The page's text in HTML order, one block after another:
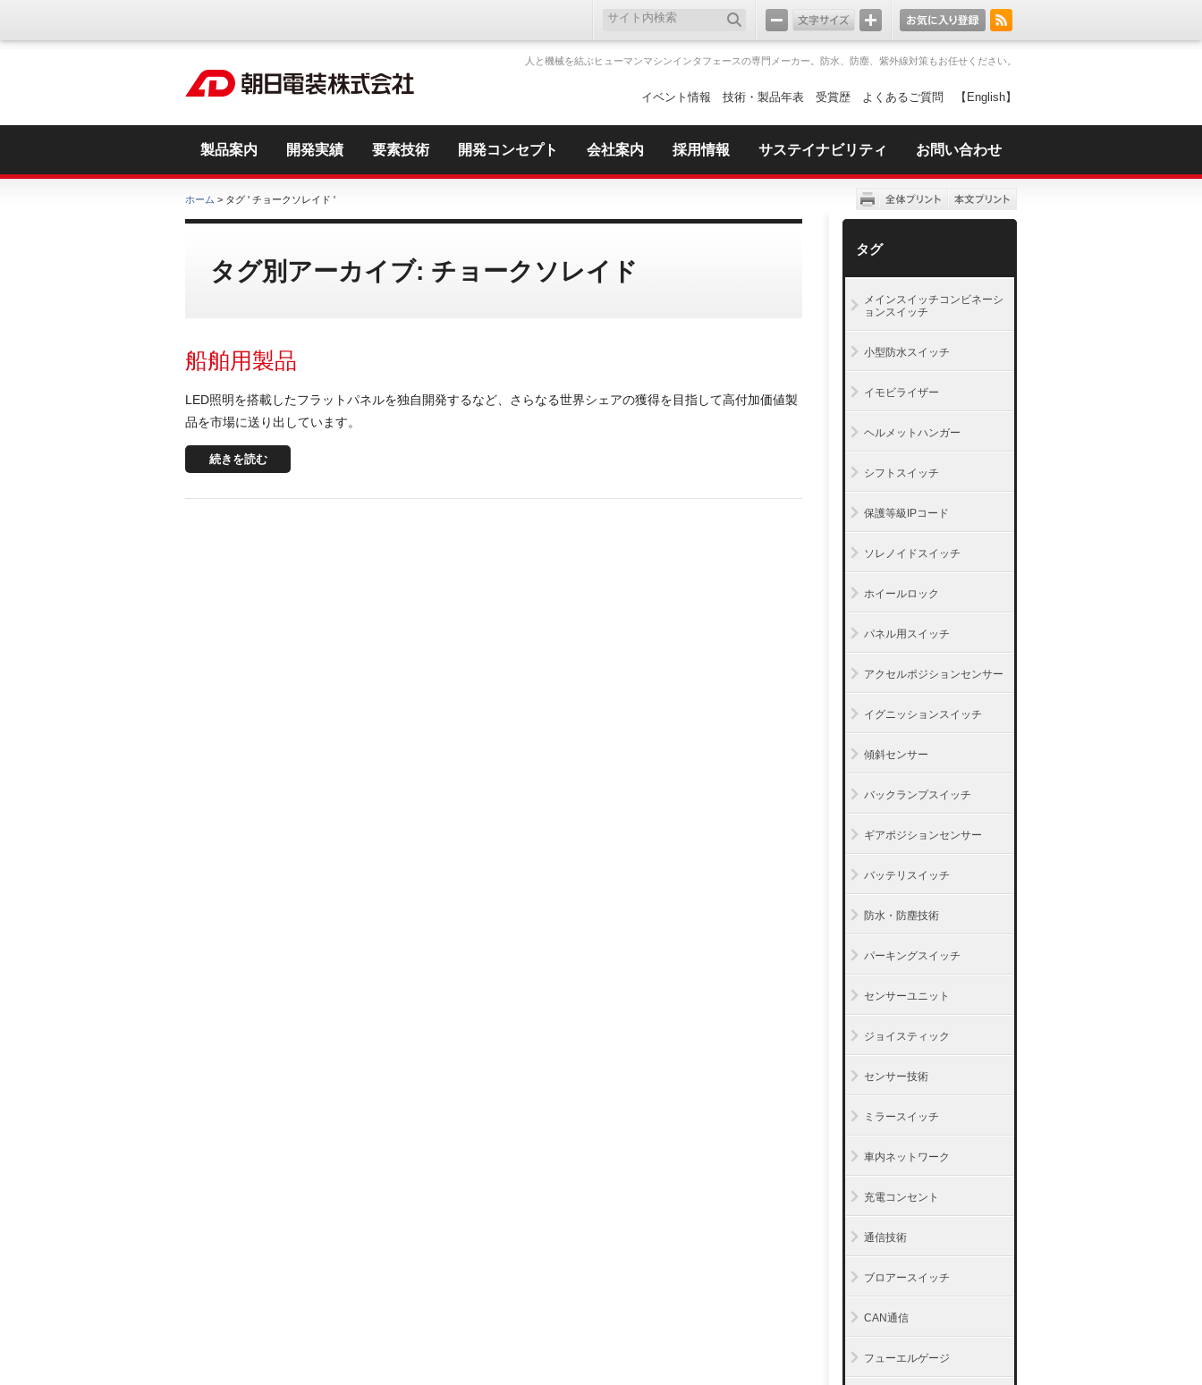
人と機械を結ぶヒューマンマシンインタフェースの専門メーカー。防水、防塵、紫外線対策もお任せください。
イベント情報 技術・製品年表 受賞歴 よくあるご質問 【English】
製品案内 開発実績 要素技術 開発コンセプト 会社案内 採用情報 サステイナビリティ お問い合わせ
ホーム > タグ ' チョークソレイド '
タグ別アーカイブ: チョークソレイド
船舶用製品
LED照明を搭載したフラットパネルを独自開発するなど、さらなる世界シェアの獲得を目指して高付加価値製
品を市場に送り出しています。
続きを読む
タグ
メインスイッチコンビネーシ
ョンスイッチ
小型防水スイッチ
イモビライザー
ヘルメットハンガー
シフトスイッチ
保護等級IPコード
ソレノイドスイッチ
ホイールロック
パネル用スイッチ
アクセルポジションセンサー
イグニッションスイッチ
傾斜センサー
バックランプスイッチ
ギアポジションセンサー
バッテリスイッチ
防水・防塵技術
パーキングスイッチ
センサーユニット
ジョイスティック
センサー技術
ミラースイッチ
車内ネットワーク
充電コンセント
通信技術
ブロアースイッチ
CAN通信
フューエルゲージ